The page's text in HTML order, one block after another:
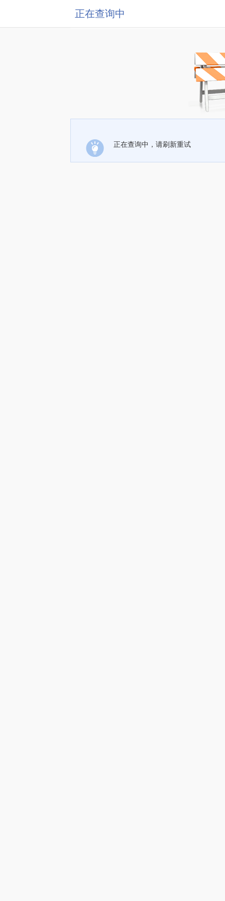
正在查询中
正在查询中，请刷新重试